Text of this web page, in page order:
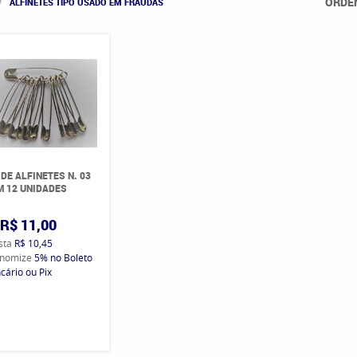
ALFINETES N. 03
12 UNIDADES
R$ 11,00
R$ 10,45
5% no Boleto
ou Pix